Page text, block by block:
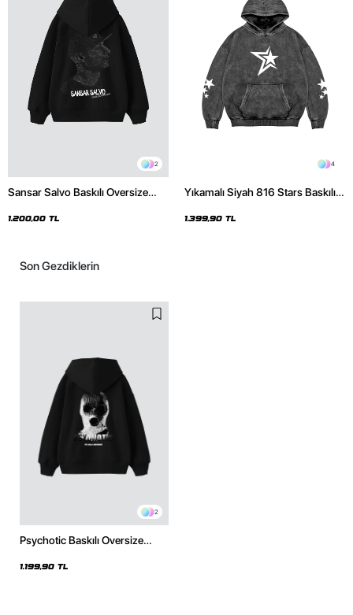
2
Sansar Salvo Baskılı Oversize
1.200,00 TL
4
Yıkamalı Siyah 816 Stars Baskılı
1.399,90 TL
Son Gezdiklerin
2
Psychotic Baskılı Oversize
1.199,90 TL